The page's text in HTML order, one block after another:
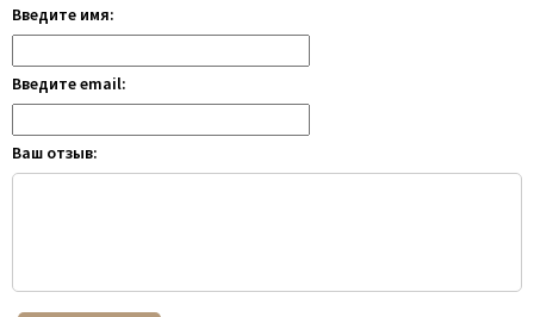
Введите имя:
Введите email:
Ваш отзыв: